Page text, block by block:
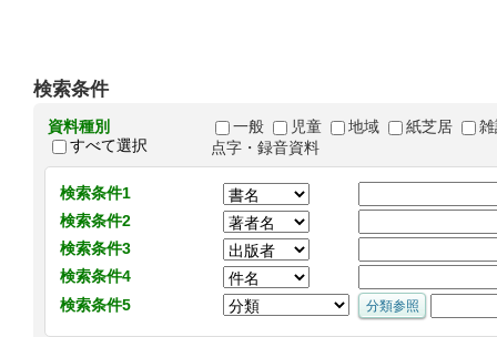
検索条件
資料種別
すべて選択
一般 児童 地域 紙芝居
点字・録音資料
検索条件1
検索条件2
検索条件3
検索条件4
検索条件5